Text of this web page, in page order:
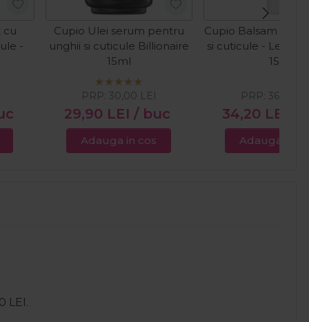
cu
-
Cupio Ulei serum pentru
unghii si cuticule Billionaire
15ml
29,90 LEI / buc
PRP: 30,00 LEI
Adauga in cos
Cupio Balsam
si cuticule - Lemon
15g
34,20 LEI
PRP: 36,00
Adauga in
LEI.